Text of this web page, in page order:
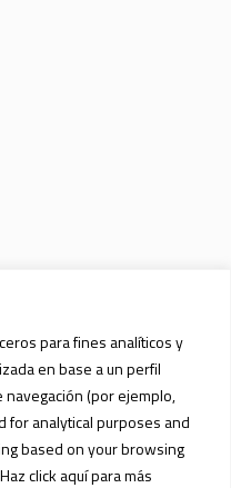
para fines analíticos y
en base a un perfil
(por ejemplo,
for analytical purposes and
based on your browsing
click aquí para más